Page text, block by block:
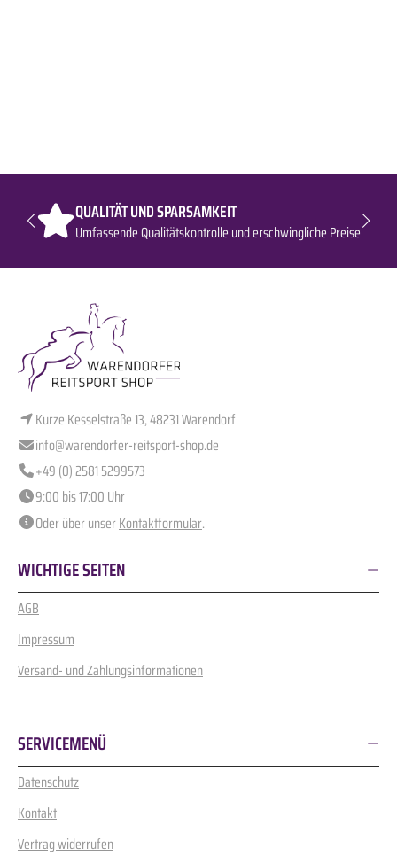
QUALITÄT UND SPARSAMKEIT
Umfassende Qualitätskontrolle und erschwingliche Preise
Kurze Kesselstraße 13, 48231 Warendorf
info@warendorfer-reitsport-shop.de
+49 (0) 2581 5299573
9:00 bis 17:00 Uhr
Oder über unserKontaktformular.
WICHTIGE SEITEN
AGB
Impressum
Versand- und Zahlungsinformationen
SERVICEMENÜ
Datenschutz
Kontakt
Vertrag widerrufen